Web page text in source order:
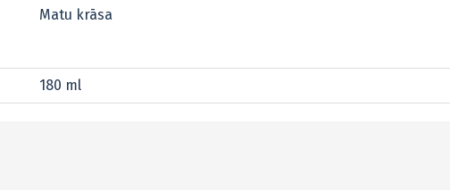
Matu krāsa
180 ml